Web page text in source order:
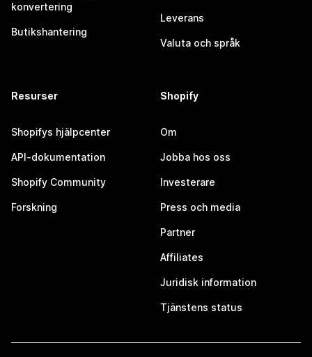
konvertering
Butikshantering
Leverans
Valuta och språk
Resurser
Shopifys hjälpcenter
API-dokumentation
Shopify Community
Forskning
Shopify
Om
Jobba hos oss
Investerare
Press och media
Partner
Affiliates
Juridisk information
Tjänstens status